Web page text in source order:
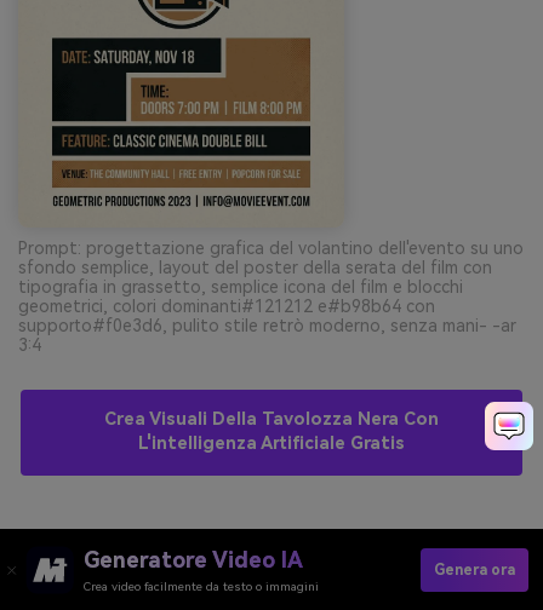
Prompt: progettazione grafica del volantino dell'evento su uno
sfondo semplice, layout del poster della serata del film con
tipografia in grassetto, semplice icona del film e blocchi
geometrici, colori dominanti#121212 e#b98b64 con
supporto#f0e3d6, pulito stile retrò moderno, senza mani- -ar
3:4
Crea Visuali Della Tavolozza Nera Con
L'intelligenza Artificiale Gratis
Generatore Video IA
Crea video facilmente da testo o immagini
Genera ora